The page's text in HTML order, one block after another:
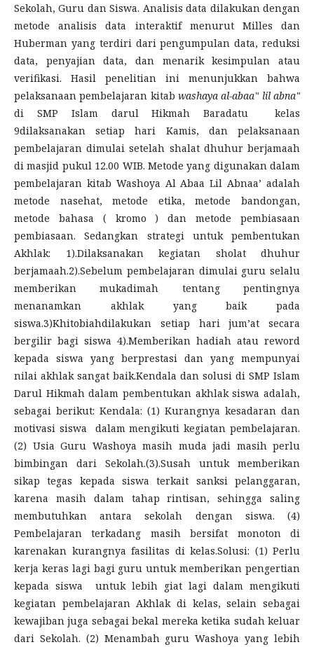
Sekolah, Guru dan Siswa. Analisis data dilakukan dengan
metode analisis data interaktif menurut Milles dan
Huberman yang terdiri dari pengumpulan data, reduksi
data, penyajian data, dan menarik kesimpulan atau
verifikasi. Hasil penelitian ini menunjukkan bahwa
pelaksanaan pembelajaran kitab washaya al-abaa‟ lil abna‟
di SMP Islam darul Hikmah Baradatu kelas
9dilaksanakan setiap hari Kamis, dan pelaksanaan
pembelajaran dimulai setelah shalat dhuhur berjamaah
di masjid pukul 12.00 WIB. Metode yang digunakan dalam
pembelajaran kitab Washoya Al Abaa Lil Abnaa’ adalah
metode nasehat, metode etika, metode bandongan,
metode bahasa ( kromo ) dan metode pembiasaan
pembiasaan. Sedangkan strategi untuk pembentukan
Akhlak: 1).Dilaksanakan kegiatan sholat dhuhur
berjamaah.2).Sebelum pembelajaran dimulai guru selalu
memberikan mukadimah tentang pentingnya
menanamkan akhlak yang baik pada
siswa.3)Khitobiahdilakukan setiap hari jum’at secara
bergilir bagi siswa 4).Memberikan hadiah atau reword
kepada siswa yang berprestasi dan yang mempunyai
nilai akhlak sangat baik.Kendala dan solusi di SMP Islam
Darul Hikmah dalam pembentukan akhlak siswa adalah,
sebagai berikut: Kendala: (1) Kurangnya kesadaran dan
motivasi siswa dalam mengikuti kegiatan pembelajaran.
(2) Usia Guru Washoya masih muda jadi masih perlu
bimbingan dari Sekolah.(3).Susah untuk memberikan
sikap tegas kepada siswa terkait sanksi pelanggaran,
karena masih dalam tahap rintisan, sehingga saling
membutuhkan antara sekolah dengan siswa. (4)
Pembelajaran terkadang masih bersifat monoton di
karenakan kurangnya fasilitas di kelas.Solusi: (1) Perlu
kerja keras lagi bagi guru untuk memberikan pengertian
kepada siswa untuk lebih giat lagi dalam mengikuti
kegiatan pembelajaran Akhlak di kelas, selain sebagai
kewajiban juga sebagai bekal mereka ketika sudah keluar
dari Sekolah. (2) Menambah guru Washoya yang lebih